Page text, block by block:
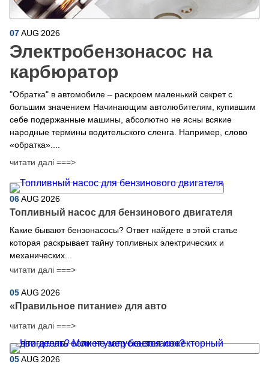
07AUG 2026
Электробензонасос на
карбюратор
"Обратка" в автомобиле – раскроем маленький секрет с
большим значением Начинающим автолюбителям, купившим
себе подержанные машины, абсолютно не ясны всякие
народные термины водительского сленга. Например, слово
«обратка»....
читати далі ===>
06AUG 2026
Топливный насос для бензинового двигателя
Какие бывают бензонасосы? Ответ найдете в этой статье
которая раскрывает тайну топливных электрических и
механических...
читати далі ===>
05AUG 2026
​«Правильное питание» для авто
читати далі ===>
05AUG 2026